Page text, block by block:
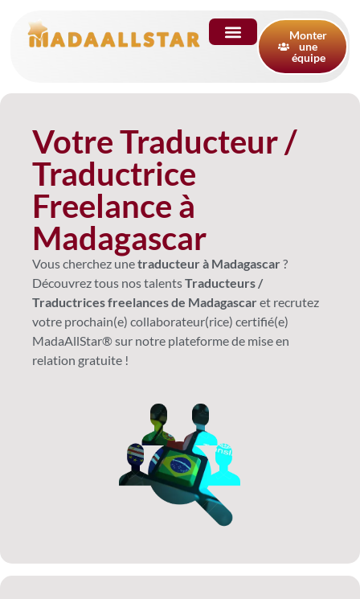
Monter
une
équipe
Votre Traducteur /
Traductrice
Freelance à
Madagascar
Vous cherchez unetraducteur à Madagascar?
Découvrez tous nos talentsTraducteurs /
Traductrices freelances de Madagascaret recrutez
votre prochain(e) collaborateur(rice) certifié(e)
MadaAllStar® sur notre plateforme de mise en
relation gratuite !